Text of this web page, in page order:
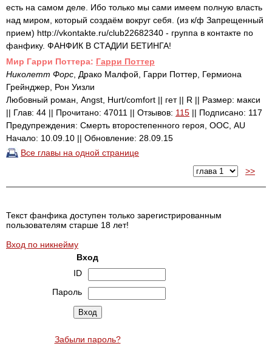
есть на самом деле. Ибо только мы сами имеем полную власть
над миром, который создаём вокруг себя. (из к/ф Запрещенный
прием) http://vkontakte.ru/club22682340 - группа в контакте по
фанфику. ФАНФИК В СТАДИИ БЕТИНГА!
Mир Гарри Поттера: Гарри Поттер
Николетт Форс , Драко Малфой, Гарри Поттер, Гермиона
Грейнджер, Рон Уизли
Любовный роман, Angst, Hurt/comfort || гет || R || Размер: макси
|| Глав: 44 || Прочитано: 47011 || Отзывов: 115 || Подписано: 117
Предупреждения: Смерть второстепенного героя, ООС, AU
Начало: 10.09.10 || Обновление: 28.09.15
Все главы на одной странице
>>
Текст фанфика доступен только зарегистрированным
пользователям старше 18 лет!
Вход по никнейму
Вход
ID
Пароль
Забыли пароль?